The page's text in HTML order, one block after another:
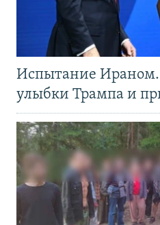
Испытание
улыбки Трампа и